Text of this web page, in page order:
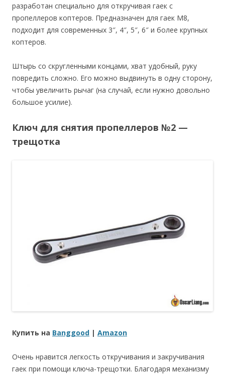
разработан специально для откручивая гаек с
пропеллеров коптеров. Предназначен для гаек M8,
подходит для современных 3″, 4″, 5″, 6″ и более крупных
коптеров.
Штырь со скругленными концами, хват удобный, руку
повредить сложно. Его можно выдвинуть в одну сторону,
чтобы увеличить рычаг (на случай, если нужно довольно
большое усилие).
Ключ для снятия пропеллеров №2 —
трещотка
Купить на Banggood | Amazon
Очень нравится легкость откручивания и закручивания
гаек при помощи ключа-трещотки. Благодаря механизму